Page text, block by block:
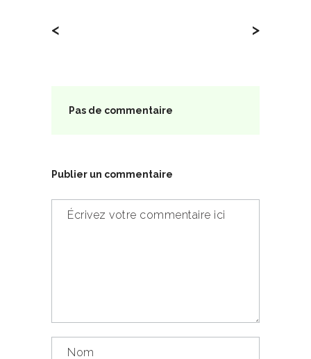
< >
Pas de commentaire
Publier un commentaire